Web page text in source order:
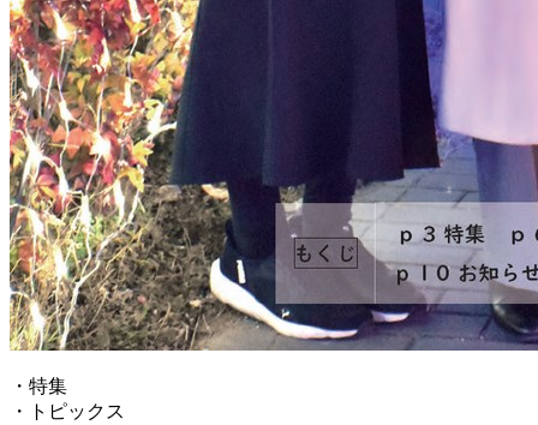
・特集
・トピックス